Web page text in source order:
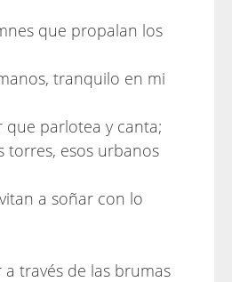
que propalan los
tranquilo en mi
que parlotea y canta;
torres, esos urbanos
a soñar con lo
a través de las brumas